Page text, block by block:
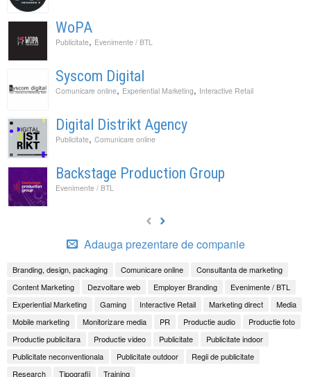
WoPA
Publicitate, Evenimente / BTL
Syscom Digital
Comunicare online, Experiential Marketing, Interactive Retail
Digital Distrikt Agency
Publicitate, Comunicare online
Backstage Production Group
Evenimente / BTL
Adauga prezentare de companie
Branding, design, packaging Comunicare online
Consultanta de marketing
Content Marketing
Dezvoltare web Employer Branding
Evenimente / BTL
Experiential Marketing
Gaming Interactive Retail Marketing direct
Media
Mobile marketing
Monitorizare media PR Productie audio
Productie foto
Productie publicitara
Productie video Publicitate
Publicitate indoor
Publicitate neconventionala
Publicitate outdoor
Regii de publicitate
Research
Tipografii Training